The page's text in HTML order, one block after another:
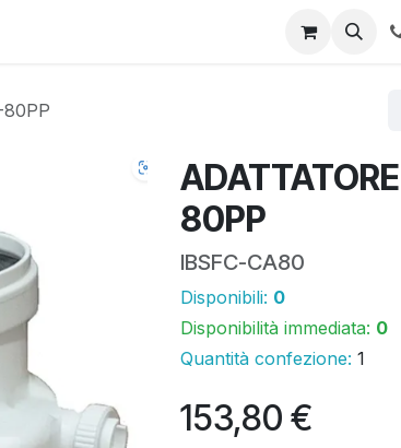
Assistenza tecnica I
80PP
80PP
IBSFC-CA80
Disponibili: 0
Disponibilità immediata: 0
Quantità confezione: 1
153,80 €